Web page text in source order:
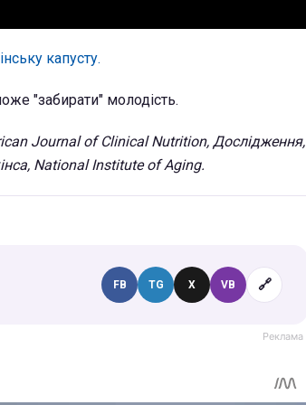
капусту.
"забирати" молодість.
Journal of Clinical Nutrition, Дослідження,
National Institute of Aging.
FB TG X VB 🔗